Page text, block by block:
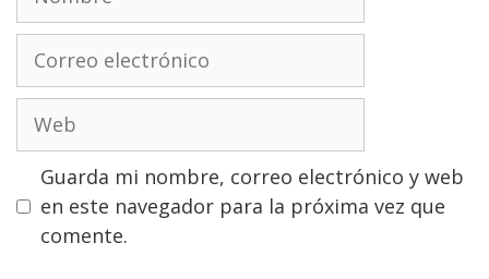
electrónico
Guarda mi nombre, correo electrónico y web
en este navegador para la próxima vez que
comente.